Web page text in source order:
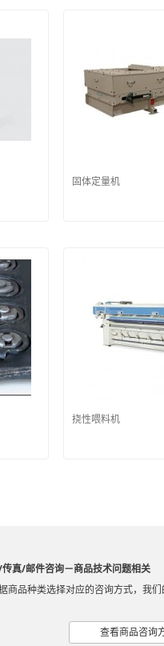
固体定量机
挠性喂料机
真/邮件咨询－商品技术问题相关
商品种类选择对应的咨询方式，我
查看商品咨询